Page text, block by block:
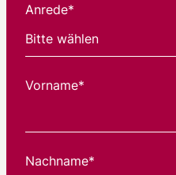
Anrede*
Vorname*
Nachname*